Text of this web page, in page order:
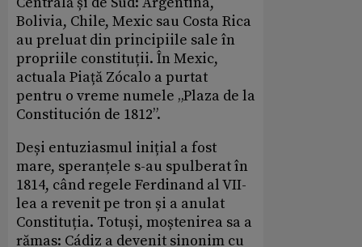
Bolivia, Chile, Mexic sau Costa Rica
au preluat din principiile sale în
propriile constituții. În Mexic,
actuala Piață Zócalo a purtat
pentru o vreme numele „Plaza de la
Constitución de 1812”.
Deși entuziasmul inițial a fost
mare, speranțele s-au spulberat în
1814, când regele Ferdinand al VII-
lea a revenit pe tron și a anulat
Constituția. Totuși, moștenirea sa a
rămas: Cádiz a devenit sinonim cu